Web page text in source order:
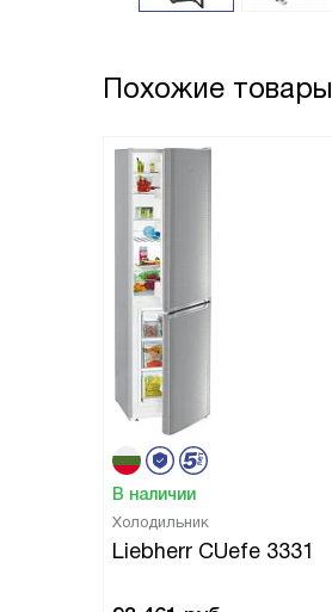
Похожие товары
В наличии
Холодильник
Liebherr CUefe 3331